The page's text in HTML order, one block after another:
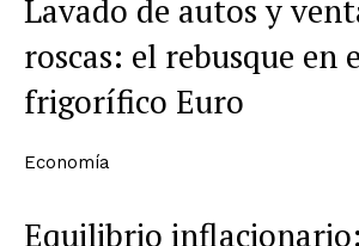
Lavado de autos y
roscas: el rebusque en
frigorífico Euro
Economía
Equilibrio